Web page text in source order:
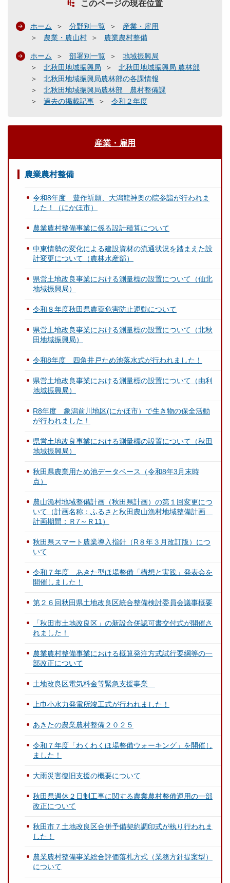
このページの現在位置
ホーム 分野別一覧
産業・雇用
農業・農山村
農業農村整備
ホーム 部署別一覧
地域振興局
北秋田地域振興局
北秋田地域振興局 農林部
北秋田地域振興局農林部の各課情報
北秋田地域振興局農林部 農村整備課
過去の掲載記事
令和２年度
産業・雇用
農業農村整備
令和8年度 豊作祈願、大潟龍神奥の院参詣が行われま
した！（にかほ市）
農業農村整備事業に係る設計積算について
中東情勢の変化による建設資材の流通状況を踏まえた設
計変更について（農林水産部）
県営土地改良事業における測量標の設置について（仙北
地域振興局）
令和８年度秋田県農薬危害防止運動について
県営土地改良事業における測量標の設置について（北秋
田地域振興局）
令和8年度 四角井戸ため池落水式が行われました！
県営土地改良事業における測量標の設置について（由利
地域振興局）
R8年度 象潟前川地区(にかほ市）で生き物の保全活動
が行われました！
県営土地改良事業における測量標の設置について（秋田
地域振興局）
秋田県農業用ため池データベース（令和8年3月末時
点）
農山漁村地域整備計画（秋田県計画）の第１回変更につ
いて（計画名称：ふるさと秋田農山漁村地域整備計画
計画期間：Ｒ7～Ｒ11）
秋田県スマート農業導入指針（R８年３月改訂版）につ
いて
令和７年度 あきた型ほ場整備「構想と実践」発表会を
開催しました！
第２６回秋田県土地改良区統合整備検討委員会議事概要
「秋田市土地改良区」の新設合併認可書交付式が開催さ
れました！
農業農村整備事業における概算発注方式試行要綱等の一
部改正について
土地改良区電気料金等緊急支援事業
上巾小水力発電所竣工式が行われました！
あきたの農業農村整備２０２５
令和７年度「わくわくほ場整備ウォーキング」を開催し
ました！
大雨災害復旧支援の概要について
秋田県週休２日制工事に関する農業農村整備運用の一部
改正について
秋田市７土地改良区合併予備契約調印式が執り行われま
した！
農業農村整備事業総合評価落札方式（業務方針提案型）
について